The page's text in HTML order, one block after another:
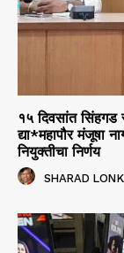
१५ दिवसांत सिंहगड
द्या*महापौर मंजूषा
नियुक्तीचा निर्णय
SHARAD